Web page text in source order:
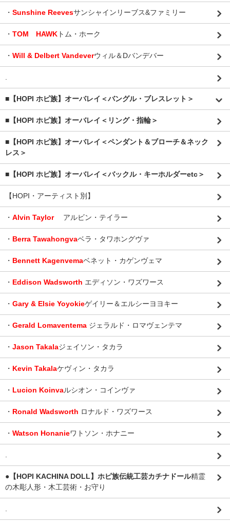
・ Sunshine Reevesサンシャインリーブス&ファミリー
・ TOM HAWK トム・ホーク
・ Will & Delbert Vandeverウィル＆Dバンデバー
■【HOPI ホピ族】オーバレイ＜バングル・ブレスレット＞
■【HOPI ホピ族】オーバレイ＜リング・指輪＞
■【HOPI ホピ族】オーバレイ＜ペンダント＆ブローチ＆ネック
レス＞
■【HOPI ホピ族】オーバレイ＜バックル・キーホルダーetc＞
【HOPI・アーティスト別】
・ Alvin Taylor アルビン・テイラー
・ Berra Tawahongvaベラ・タワホングヴァ
・ Bennett Kagenvemaベネット・カゲンヴェマ
・ Eddison Wadsworth エディソン・ワズワース
・ Gary & Elsie Yoyokieゲイリー＆エルシーヨヨキー
・ Gerald Lomaventema ジェラルド・ロマヴェンテマ
・ Jason Takalaジェイソン・タカラ
・ Kevin Takalaケヴィン・タカラ
・ Lucion Koinvaルシオン・コインヴァ
・ Ronald Wadsworth ロナルド・ワズワース
・ Watson Honanieワトソン・ホナニー
●【HOPI KACHINA DOLL】ホピ族伝統工芸カチナドール精霊
の木彫人形・木工芸術・お守り